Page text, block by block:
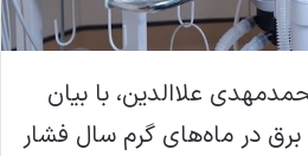
علاالدین، با بیان
در ماه‌های گرم سال فشار